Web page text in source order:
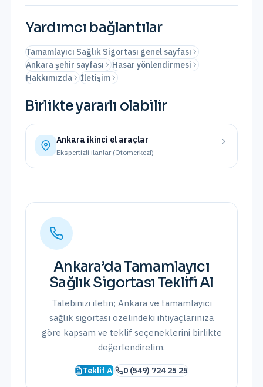
Yardımcı bağlantılar
Tamamlayıcı Sağlık Sigortası genel sayfası
Ankara şehir sayfası
Hasar yönlendirmesi
Hakkımızda
İletişim
Birlikte yararlı olabilir
Ankara ikinci el araçlar
Ekspertizli ilanlar (Otomerkezi)
Ankara’da Tamamlayıcı
Sağlık Sigortası Teklifi Al
Talebinizi iletin; Ankarave tamamlayıcı
sağlık sigortası özelindeki ihtiyaçlarınıza
göre kapsam ve teklif seçeneklerini birlikte
değerlendirelim.
Teklif Al 0 (549) 724 25 25